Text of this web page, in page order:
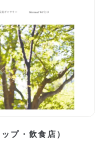
プ・飲食店）